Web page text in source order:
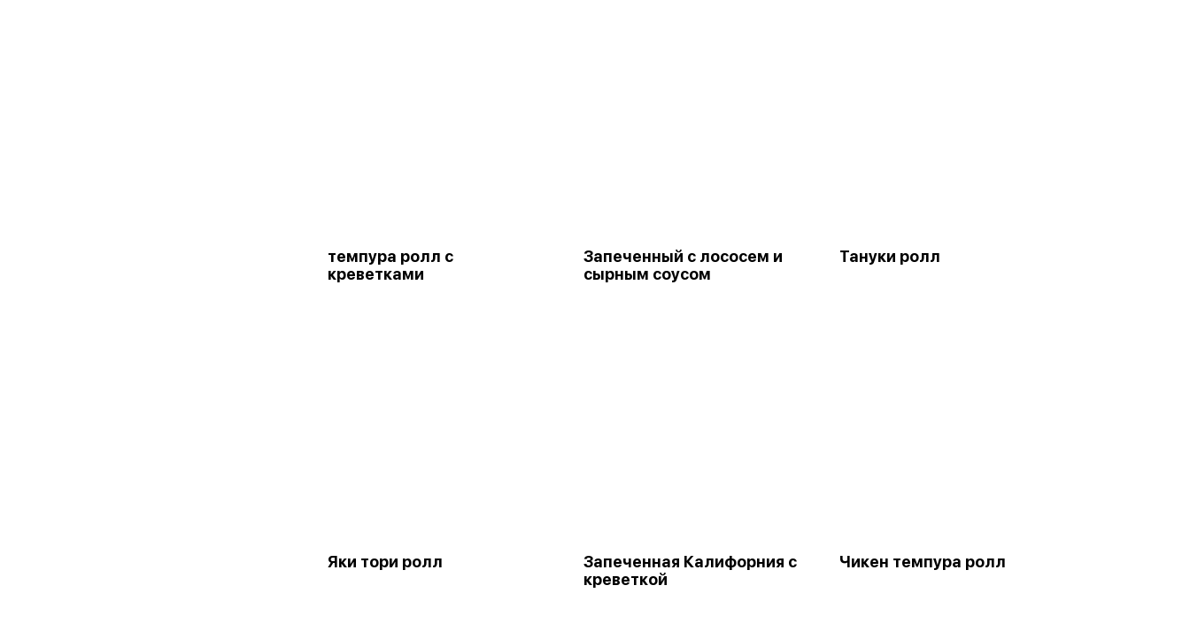
темпура ролл с
креветками
Запеченный с лососем и
сырным соусом
Тануки ролл
Яки тори ролл
Запеченная Калифорния с
креветкой
Чикен темпура ролл